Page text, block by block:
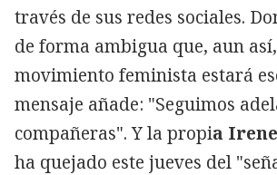
través de sus redes sociales.
de forma ambigua que, aun
movimiento feminista estará
mensaje añade: "Seguimos
compañeras". Y la propia
ha quejado este jueves del